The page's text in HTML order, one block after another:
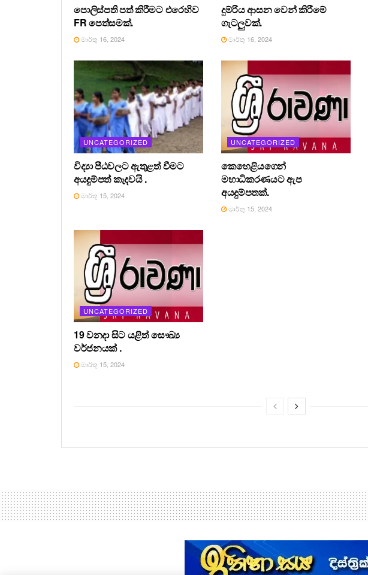
පොලිස්පති පත් කිරීමට එරෙහිව
FR පෙත්සමක්.
මාර්තු 16, 2024
දුම්රිය ආසන වෙන් කිරීමේ
ගැටලුවක්.
මාර්තු 16, 2024
UNCATEGORIZED
විද්‍යා පීඨවලට ඇතුළත් වීමට
අයදුම්පත් කැදවයි .
මාර්තු 15, 2024
UNCATEGORIZED
කෙහෙළියගෙන්
මහාධිකරණයට ඇප
අයදුම්පතක්.
මාර්තු 15, 2024
UNCATEGORIZED
19 වනදා සිට යළිත් සෞඛ්‍ය
වර්ජනයක් .
මාර්තු 15, 2024